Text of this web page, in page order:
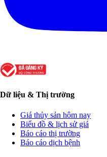
Dữ liệu & Thị trường
Giá thủy sản hôm nay
Biểu đồ & lịch sử giá
Báo cáo thị trường
Báo cáo dịch bệnh